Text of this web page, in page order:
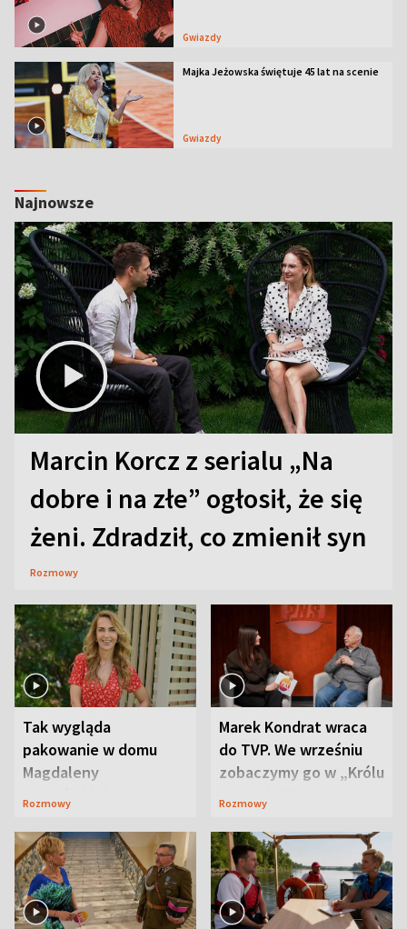
Gwiazdy
Majka Jeżowska świętuje 45 lat na scenie
Gwiazdy
Najnowsze
Marcin Korcz z serialu „Na
dobre i na złe” ogłosił, że się
żeni. Zdradził, co zmienił syn
Rozmowy
Tak wygląda
pakowanie w domu
Magdaleny
Waligórskiej-Lisieckiej.
Rozmowy
Marek Kondrat wraca
do TVP. We wrześniu
zobaczymy go w „Królu
Maciusiu I”
Rozmowy